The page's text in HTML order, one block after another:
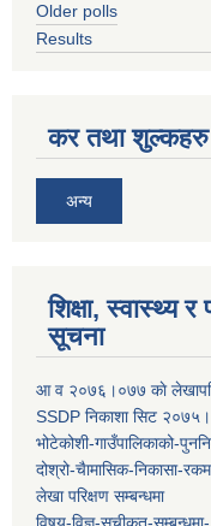
Older polls
Results
कर तथा शुल्कहरु
अन्य
शिक्षा, स्वास्थ्य
सूचना
आ व २०७६।०७७ काे
SSDP निकाशा सिट
भोटेकोशी-गाउँपालिकाको-
दोश्रो-चैामासिक-निकासा-
लेखा परिक्षण सम्बन्धमा